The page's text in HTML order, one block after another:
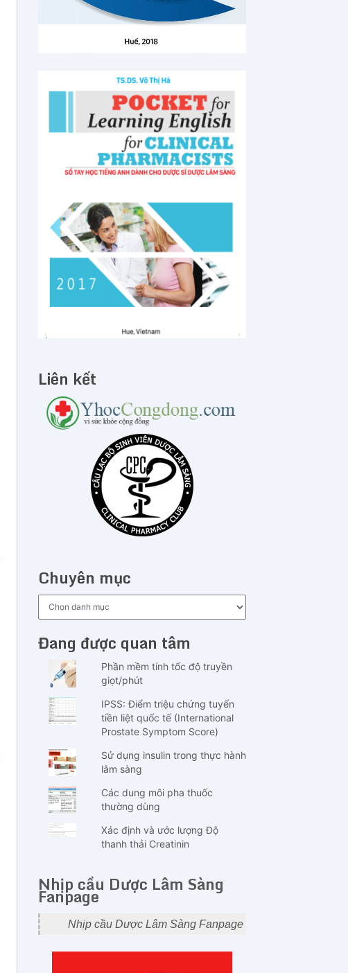
Liên kết
Chuyên mục
Đang được quan tâm
Phần mềm tính tốc độ truyền
giọt/phút
IPSS: Điểm triệu chứng tuyến
tiền liệt quốc tế (International
Prostate Symptom Score)
Sử dụng insulin trong thực hành
lâm sàng
Các dung môi pha thuốc
thường dùng
Xác định và ước lượng Độ
thanh thải Creatinin
Nhịp cầu Dược Lâm Sàng
Fanpage
Nhịp cầu Dược Lâm Sàng Fanpage